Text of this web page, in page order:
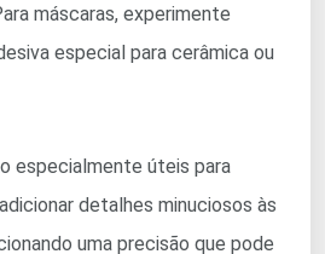
máscaras, experimente
especial para cerâmica ou
especialmente úteis para
detalhes minuciosos às
uma precisão que pode